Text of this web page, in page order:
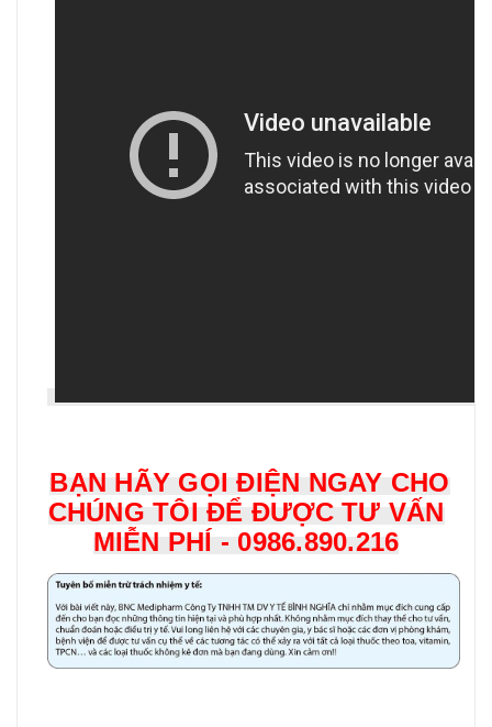
BẠN HÃY GỌI ĐIỆN NGAY CHO
CHÚNG TÔI ĐỂ ĐƯỢC TƯ VẤN
MIỄN PHÍ - 0986.890.216